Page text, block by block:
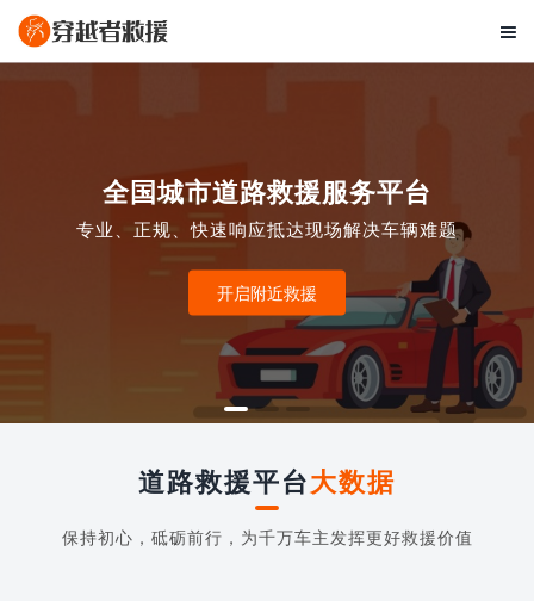

全国城市道路救援服务平台
专业、正规、快速响应抵达现场解决车辆难题
开启附近救援
道路救援平台大数据
保持初心，砥砺前行，为千万车主发挥更好救援价值